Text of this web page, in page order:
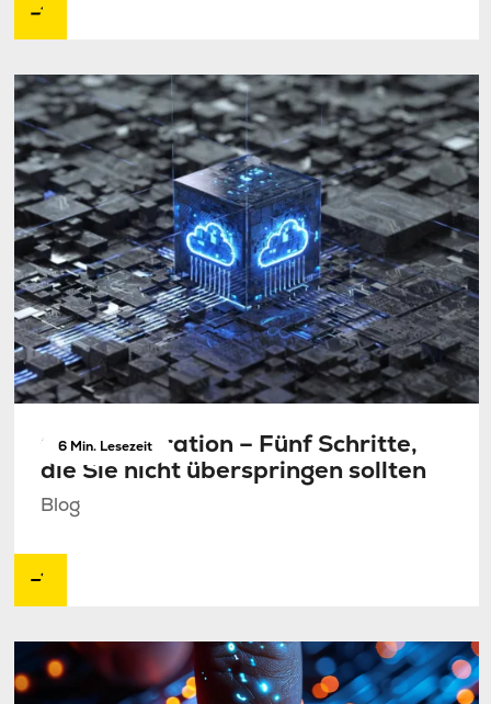
6 Min. Lesezeit
Cloud-Migration – Fünf Schritte,
die Sie nicht überspringen sollten
Blog